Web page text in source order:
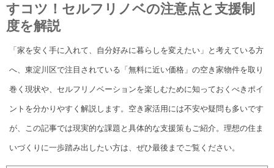
すコツ！セルフリノベの注意点と支援制
度を解説
「家を安く手に入れて、自分好みに暮らしを変えたい」と考えている方
へ、東淀川区で注目されている「無料に近い価格」の空き家物件を取り
巻く現状や、セルフリノベーションを楽しむために知っておくべきポイ
ントを分かりやすく解説します。空き家活用には不安や疑問も多いです
が、この記事では現実的な課題と具体的な支援策もご紹介。理想の住ま
いづくりに一歩踏み出したい方は、ぜひ最後までご覧ください。